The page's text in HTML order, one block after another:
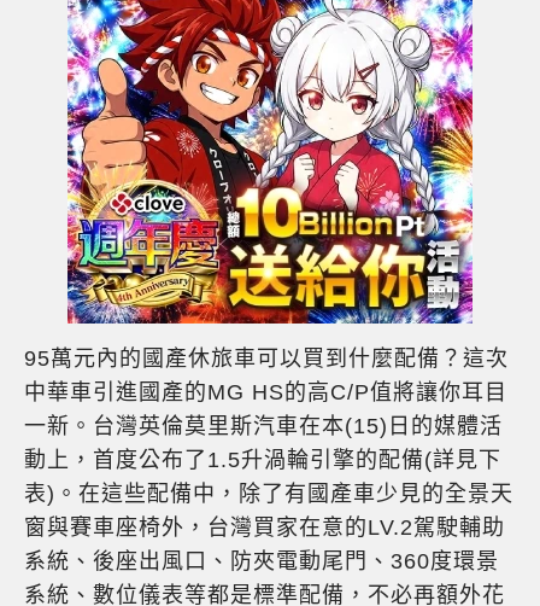
95萬元內的國產休旅車可以買到什麼配備？這次
中華車引進國產的MG HS的高C/P值將讓你耳目
一新。台灣英倫莫里斯汽車在本(15)日的媒體活
動上，首度公布了1.5升渦輪引擎的配備(詳見下
表)。在這些配備中，除了有國產車少見的全景天
窗與賽車座椅外，台灣買家在意的LV.2駕駛輔助
系統、後座出風口、防夾電動尾門、360度環景
系統、數位儀表等都是標準配備，不必再額外花